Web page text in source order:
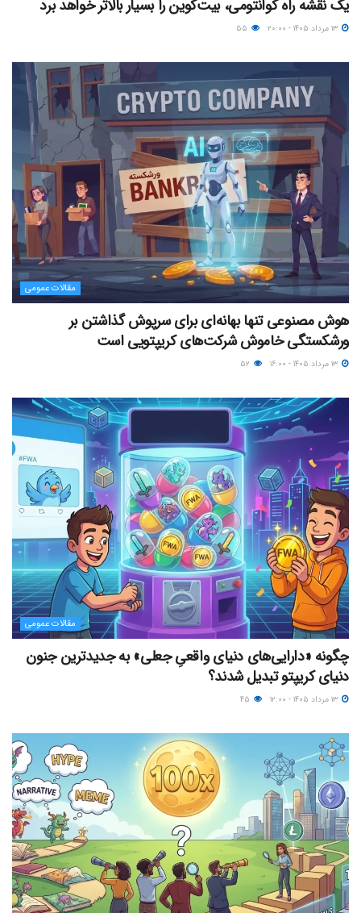
یک نقشه راه کوانتومی، بیت‌کوین را بسیار بالاتر خواهد برد
مقالات عمومی
هوش مصنوعی تنها بهانه‌ای برای سرپوش گذاشتن بر
ورشکستگی خاموش شرکت‌های کریپتویی است
مقالات عمومی
چگونه «دارایی‌های دنیای واقعیِ جعلی» به جدیدترین جنون
دنیای کریپتو تبدیل شدند؟